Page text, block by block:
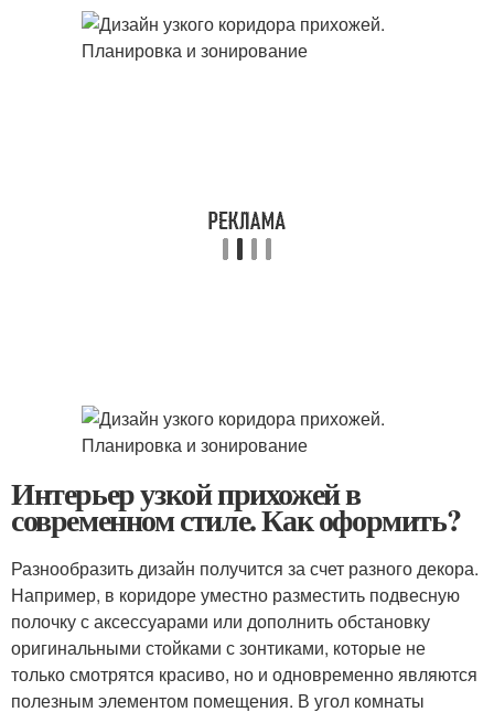
Интерьер узкой прихожей в
современном стиле. Как оформить?
Разнообразить дизайн получится за счет разного декора.
Например, в коридоре уместно разместить подвесную
полочку с аксессуарами или дополнить обстановку
оригинальными стойками с зонтиками, которые не
только смотрятся красиво, но и одновременно являются
полезным элементом помещения. В угол комнаты